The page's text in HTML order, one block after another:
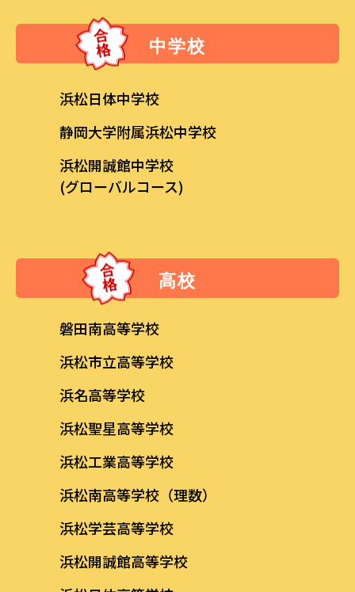
中学校
浜松日体中学校
静岡大学附属浜松中学校
浜松開誠館中学校
(グローバルコース)
高校
磐田南高等学校
浜松市立高等学校
浜名高等学校
浜松聖星高等学校
浜松工業高等学校
浜松南高等学校（理数）
浜松学芸高等学校
浜松開誠館高等学校